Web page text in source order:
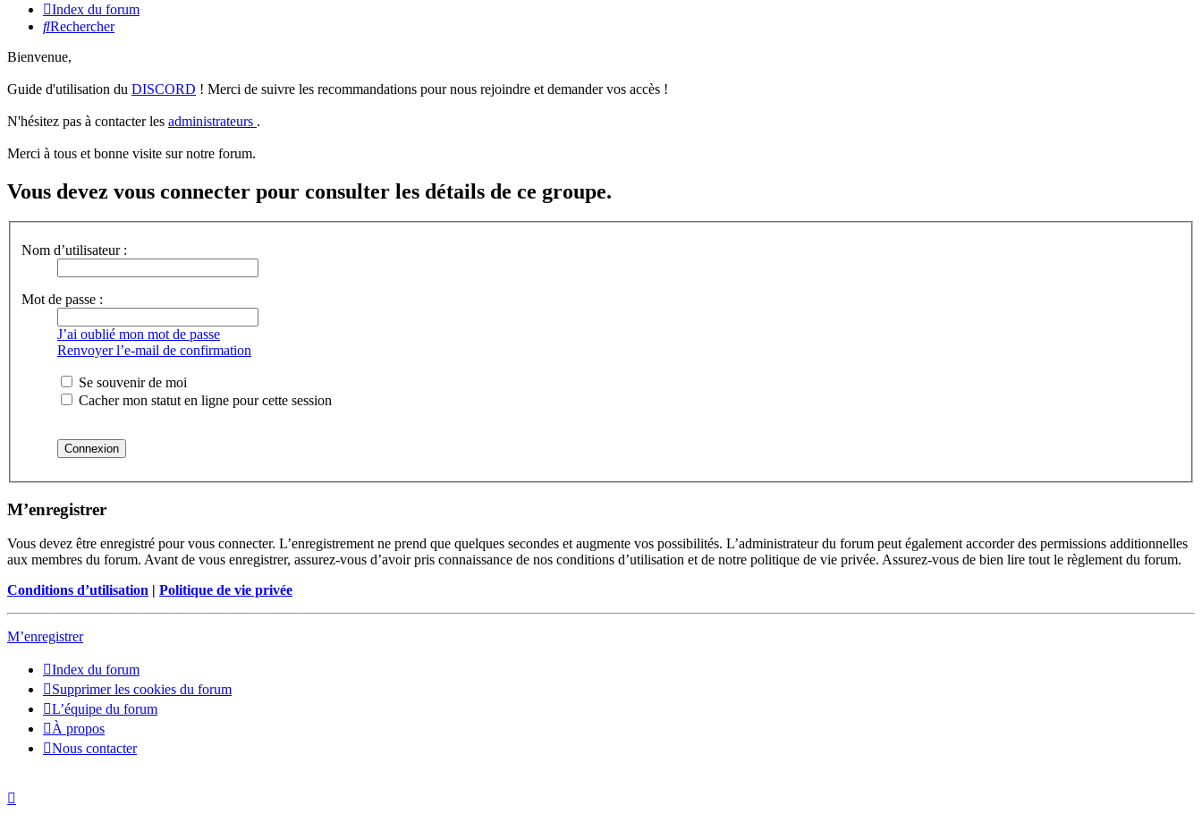
Index du forum
Rechercher
Bienvenue,
Guide d'utilisation du DISCORD ! Merci de suivre les recommandations pour nous rejoindre et demander vos accès !
N'hésitez pas à contacter les administrateurs .
Merci à tous et bonne visite sur notre forum.
Vous devez vous connecter pour consulter les détails de ce groupe.
Nom d’utilisateur :
Mot de passe :
J’ai oublié mon mot de passe
Renvoyer l’e-mail de confirmation
Se souvenir de moi
Cacher mon statut en ligne pour cette session
M’enregistrer
Vous devez être enregistré pour vous connecter. L’enregistrement ne prend que quelques secondes et augmente vos possibilités. L’administrateur du forum peut également accorder des permissions additionnelles
aux membres du forum. Avant de vous enregistrer, assurez-vous d’avoir pris connaissance de nos conditions d’utilisation et de notre politique de vie privée. Assurez-vous de bien lire tout le règlement du forum.
Conditions d’utilisation | Politique de vie privée
M’enregistrer
Index du forum
Supprimer les cookies du forum
L’équipe du forum
À propos
Nous contacter